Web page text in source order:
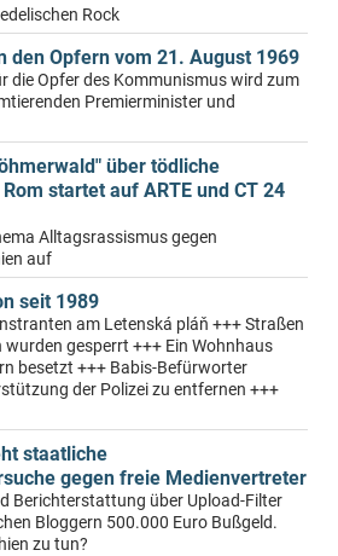
Rock
den Opfern vom 21. August 1969
die Opfer des Kommunismus wird zum
Premierminister und
über tödliche
startet auf ARTE und CT 24
Alltagsrassismus gegen
auf
seit 1989
am Letenská pláň +++ Straßen
wurden gesperrt +++ Ein Wohnhaus
besetzt +++ Babis-Befürworter
der Polizei zu entfernen +++
staatliche
gegen freie Medienvertreter
Berichterstattung über Upload-Filter
Bloggern 500.000 Euro Bußgeld.
zu tun?